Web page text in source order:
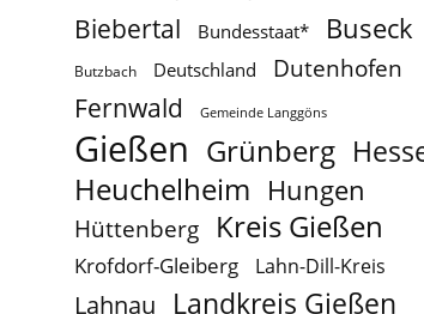
Biebertal Bundesstaat* Buseck
Butzbach Deutschland Dutenhofen
Fernwald Gemeinde Langgöns
Gießen Grünberg
Heuchelheim Hungen
Hüttenberg Kreis Gießen
Krofdorf-Gleiberg Lahn-Dill-Kreis
Lahnau Landkreis Gießen